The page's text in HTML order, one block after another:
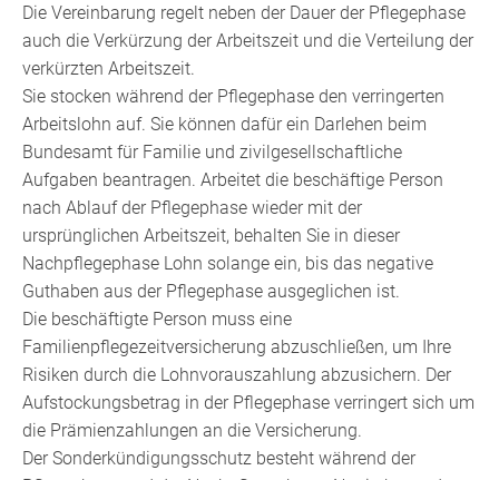
Die Vereinbarung regelt neben der Dauer der Pflegephase
auch die Verkürzung der Arbeitszeit und die Verteilung der
verkürzten Arbeitszeit.
Sie stocken während der Pflegephase den verringerten
Arbeitslohn auf. Sie können dafür ein Darlehen beim
Bundesamt für Familie und zivilgesellschaftliche
Aufgaben beantragen. Arbeitet die beschäftige Person
nach Ablauf der Pflegephase wieder mit der
ursprünglichen Arbeitszeit, behalten Sie in dieser
Nachpflegephase Lohn solange ein, bis das negative
Guthaben aus der Pflegephase ausgeglichen ist.
Die beschäftigte Person muss eine
Familienpflegezeitversicherung abzuschließen, um Ihre
Risiken durch die Lohnvorauszahlung abzusichern. Der
Aufstockungsbetrag in der Pflegephase verringert sich um
die Prämienzahlungen an die Versicherung.
Der Sonderkündigungsschutz besteht während der